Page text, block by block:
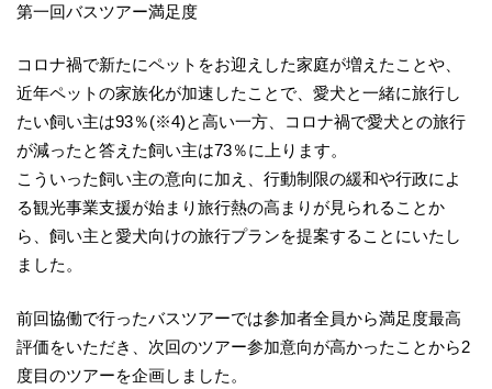
第一回バスツアー満足度
コロナ禍で新たにペットをお迎えした家庭が増えたことや、
近年ペットの家族化が加速したことで、愛犬と一緒に旅行し
たい飼い主は93％(※4)と高い一方、コロナ禍で愛犬との旅行
が減ったと答えた飼い主は73％に上ります。
こういった飼い主の意向に加え、行動制限の緩和や行政によ
る観光事業支援が始まり旅行熱の高まりが見られることか
ら、飼い主と愛犬向けの旅行プランを提案することにいたし
ました。
前回協働で行ったバスツアーでは参加者全員から満足度最高
評価をいただき、次回のツアー参加意向が高かったことから2
度目のツアーを企画しました。